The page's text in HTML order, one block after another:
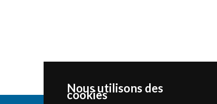
Nous utilisons des
cookies